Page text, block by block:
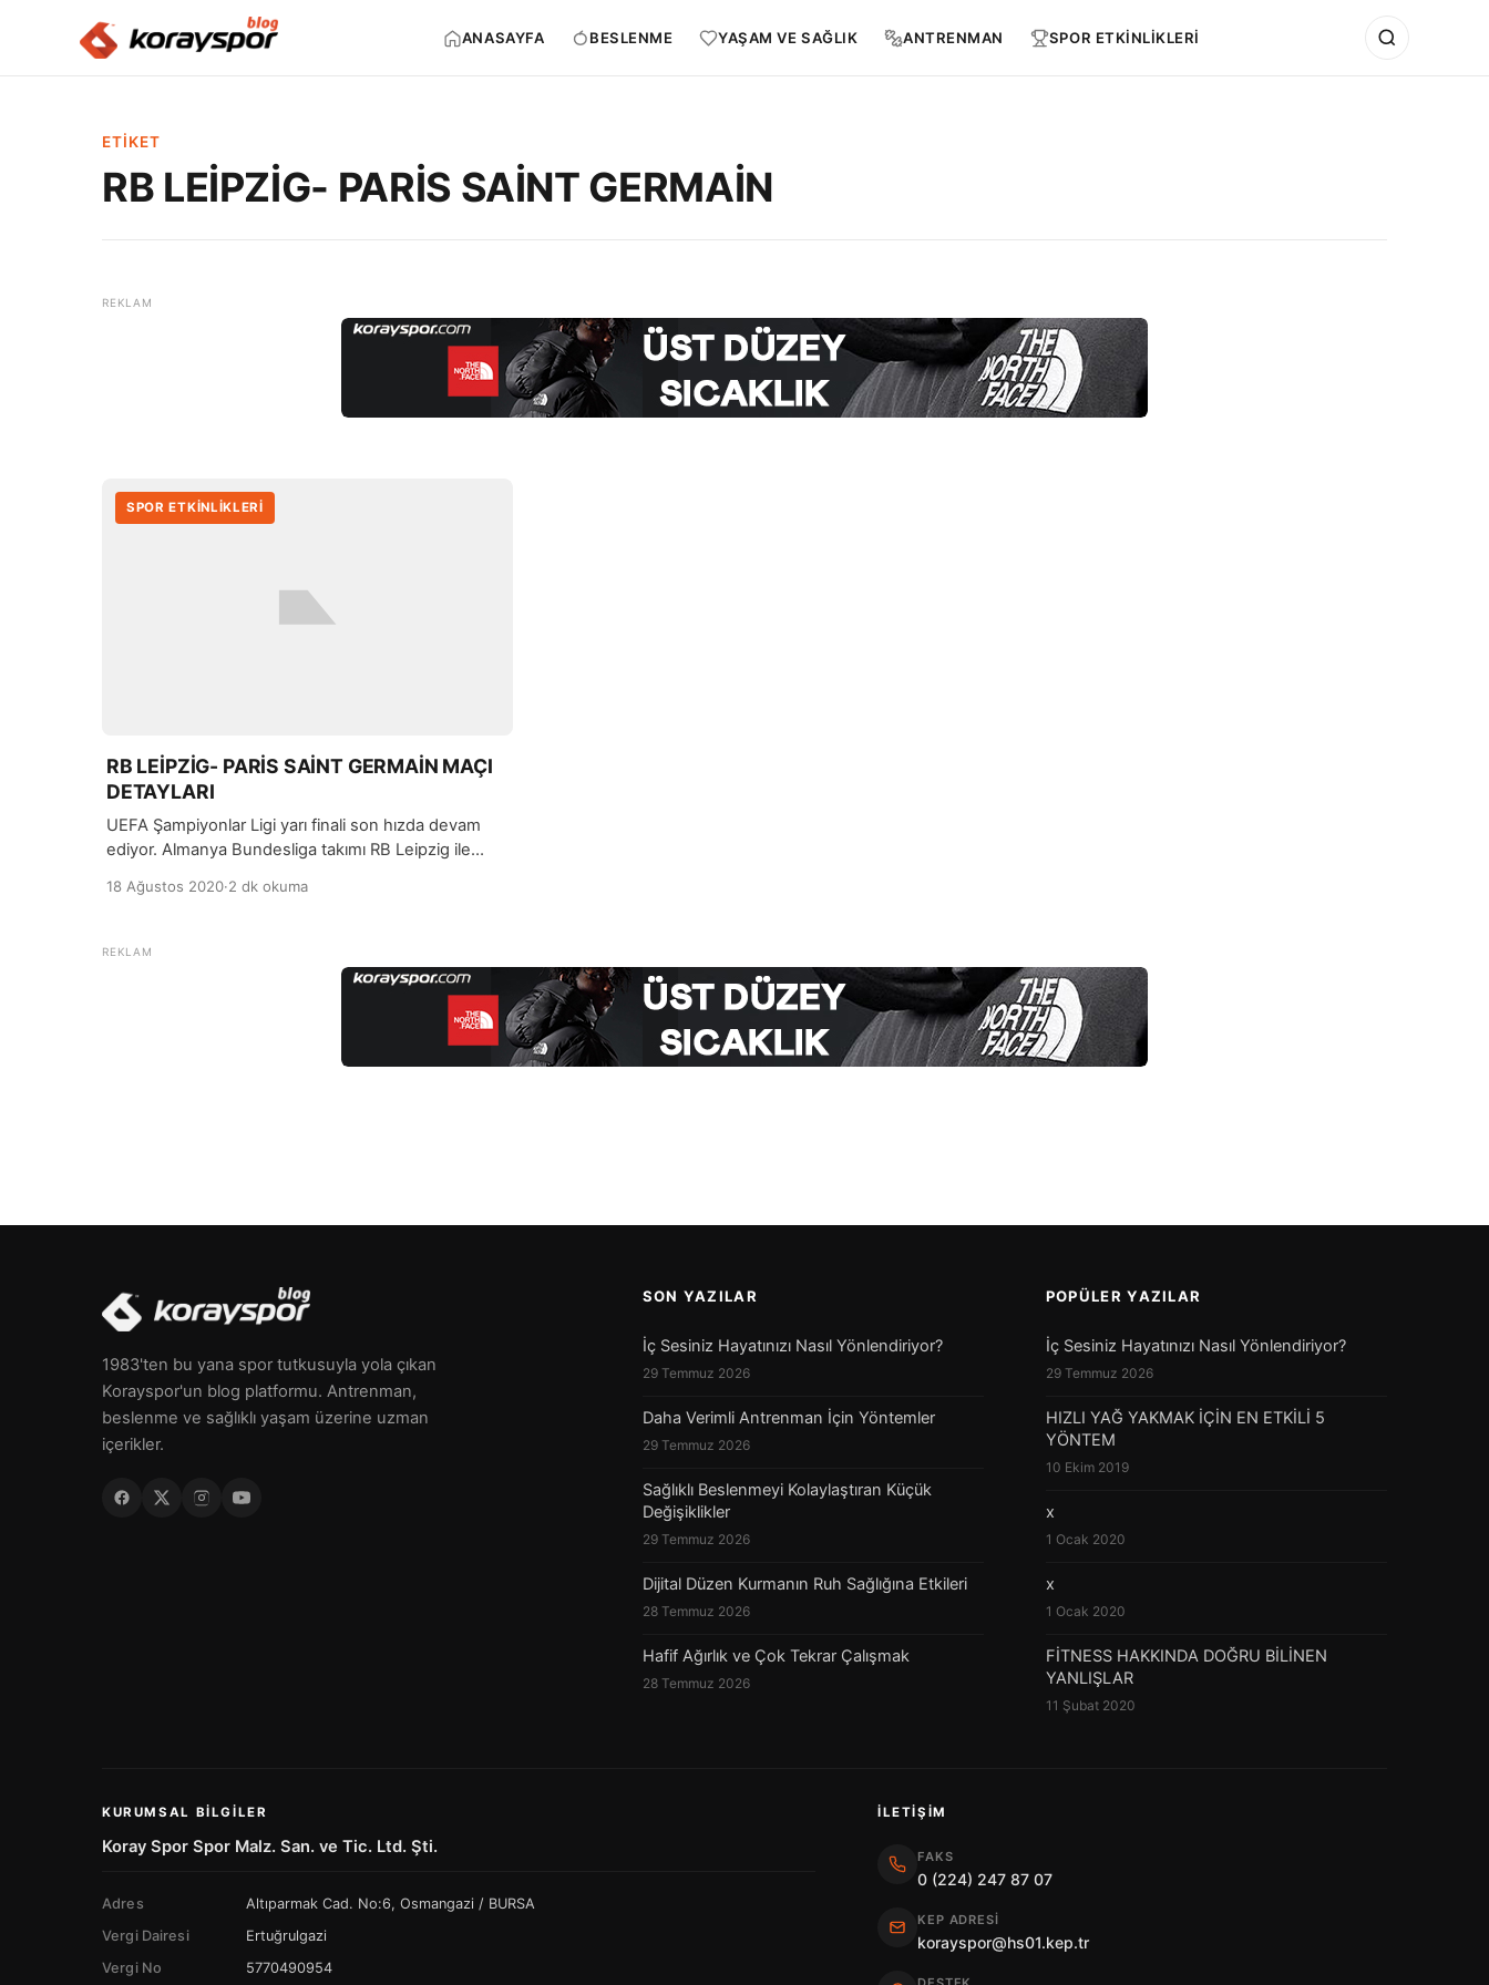
ANASAYFA BESLENME YAŞAM VE SAĞLIK ANTRENMAN SPOR ETKİNLİKLERİ
ETIKET
RB LEİPZİG- PARİS SAİNT GERMAİN
SPOR ETKİNLİKLERİ
RB LEİPZİG- PARİS SAİNT GERMAİN MAÇI
DETAYLARI
UEFA Şampiyonlar Ligi yarı finali son hızda devam
ediyor. Almanya Bundesliga takımı RB Leipzig ile
karşılaşması bu akşam saat 22:00’ de
18 Ağustos 2020·2 dk okuma
1983'ten bu yana spor tutkusuyla yola çıkan
Korayspor'un blog platformu. Antrenman,
beslenme ve sağlıklı yaşam üzerine uzman
içerikler.
SON YAZILAR
İç Sesiniz Hayatınızı Nasıl Yönlendiriyor?
29 Temmuz 2026
Daha Verimli Antrenman İçin Yöntemler
29 Temmuz 2026
Sağlıklı Beslenmeyi Kolaylaştıran Küçük
Değişiklikler
29 Temmuz 2026
Dijital Düzen Kurmanın Ruh Sağlığına Etkileri
28 Temmuz 2026
Hafif Ağırlık ve Çok Tekrar Çalışmak
28 Temmuz 2026
POPÜLER YAZILAR
İç Sesiniz Hayatınızı Nasıl Yönlendiriyor?
29 Temmuz 2026
HIZLI YAĞ YAKMAK İÇİN EN ETKİLİ 5
YÖNTEM
10 Ekim 2019
x
1 Ocak 2020
x
1 Ocak 2020
FİTNESS HAKKINDA DOĞRU BİLİNEN
YANLIŞLAR
11 Şubat 2020
KURUMSAL BILGILER
Koray Spor Spor Malz. San. ve Tic. Ltd. Şti.
Adres
Altıparmak Cad. No:6, Osmangazi / BURSA
Vergi Dairesi
Ertuğrulgazi
Vergi No
5770490954
İLETIŞIM
FAKS
0 (224) 247 87 07
KEP ADRESI
korayspor@hs01.kep.tr